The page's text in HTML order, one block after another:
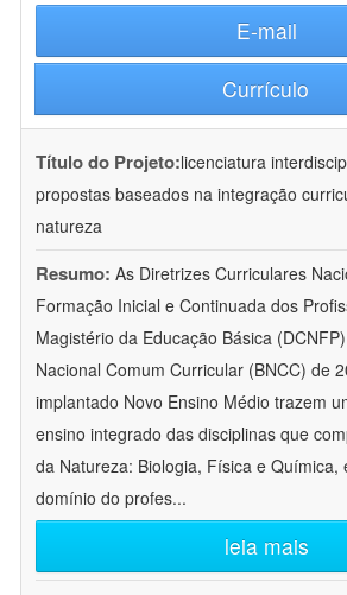
E-mail
Currículo
Título do Projeto:licenciatura
propostas baseados na integração
natureza
Resumo: As Diretrizes Curriculares
Formação Inicial e Continuada dos
Magistério da Educação Básica
Nacional Comum Curricular (BNCC) de
implantado Novo Ensino Médio trazem
ensino integrado das disciplinas que
da Natureza: Biologia, Física e Química,
domínio do profes...
leia mais